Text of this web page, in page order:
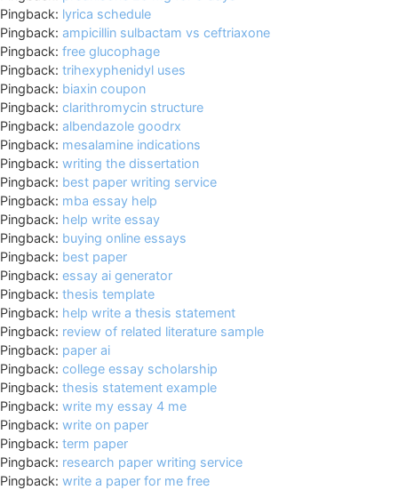
Pingback: lyrica schedule
Pingback: ampicillin sulbactam vs ceftriaxone
Pingback: free glucophage
Pingback: trihexyphenidyl uses
Pingback: biaxin coupon
Pingback: clarithromycin structure
Pingback: albendazole goodrx
Pingback: mesalamine indications
Pingback: writing the dissertation
Pingback: best paper writing service
Pingback: mba essay help
Pingback: help write essay
Pingback: buying online essays
Pingback: best paper
Pingback: essay ai generator
Pingback: thesis template
Pingback: help write a thesis statement
Pingback: review of related literature sample
Pingback: paper ai
Pingback: college essay scholarship
Pingback: thesis statement example
Pingback: write my essay 4 me
Pingback: write on paper
Pingback: term paper
Pingback: research paper writing service
Pingback: write a paper for me free